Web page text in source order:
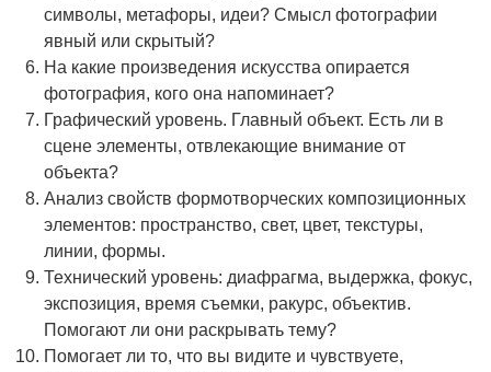
символы, метафоры, идеи? Смысл фотографии
явный или скрытый?
На какие произведения искусства опирается
фотография, кого она напоминает?
Графический уровень. Главный объект. Есть ли в
сцене элементы, отвлекающие внимание от
объекта?
Анализ свойств формотворческих композиционных
элементов: пространство, свет, цвет, текстуры,
линии, формы.
Технический уровень: диафрагма, выдержка, фокус,
экспозиция, время съемки, ракурс, объектив.
Помогают ли они раскрывать тему?
Помогает ли то, что вы видите и чувствуете,